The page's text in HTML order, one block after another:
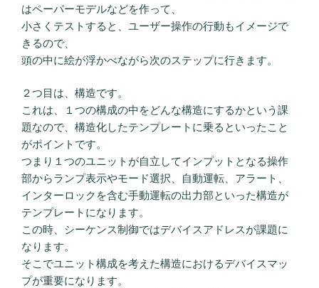
はペーパーモデルなどを作って、
小さくテストすると、ユーザー操作の行動もイメージで
きるので、
頭の中に絵が浮かべながら次のステップに行きます。
２つ目は、構造です。
これは、１つの構成の中をどんな構造にするかという課
題なので、構造化したテンプレートに乗るといったこと
がポイントです。
つまり１つのユニットが自立してインプットとなる操作
部からランプ表示やモード選択、自動運転、アラート、
インターロックを含む手動運転の出力部といった構造が
テンプレートになります。
この時、シーケンス制御ではデバイスアドレスが課題に
なります。
そこでユニット構成を考えた構造におけるデバイスマッ
プが重要になります。